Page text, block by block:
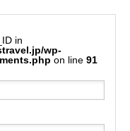
in
wp-
on line 91